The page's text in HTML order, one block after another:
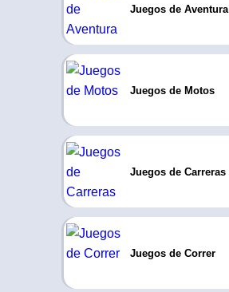
Juegos de Aventura
Juegos de Motos
Juegos de Carreras
Juegos de Correr